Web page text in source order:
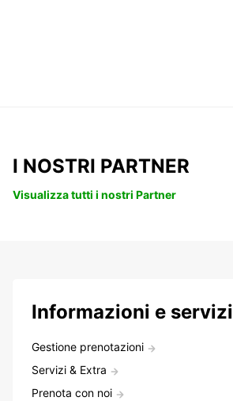
I NOSTRI PARTNER
Visualizza tutti i nostri Partner
Informazioni e servizi
Gestione prenotazioni
Servizi & Extra
Prenota con noi